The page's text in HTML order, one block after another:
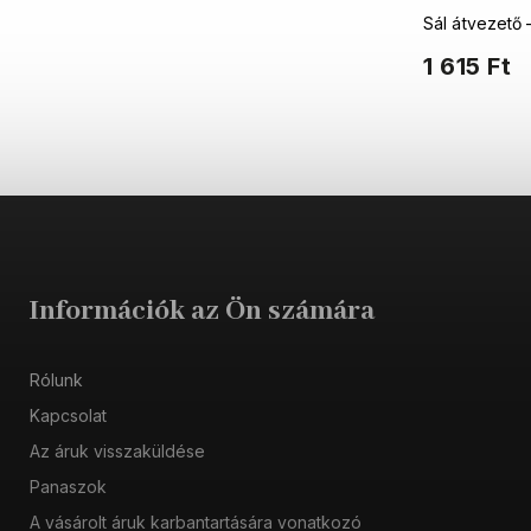
1 615 Ft
Sál átvezető
Információk az Ön számára
Rólunk
Kapcsolat
Az áruk visszaküldése
Panaszok
A vásárolt áruk karbantartására vonatkozó